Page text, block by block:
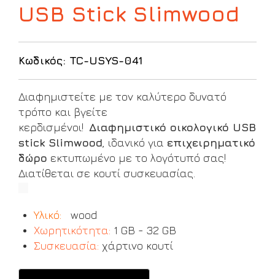
USB Stick Slimwood
Κωδικός: TC-USYS-041
Διαφημιστείτε με τον καλύτερο δυνατό
τρόπο και βγείτε
κερδισμένοι! Διαφημιστικό οικολογικό USB
stick Slimwood , ιδανικό για επιχειρηματικό
δώρο εκτυπωμένo με το λογότυπό σας!
Διατίθεται σε κουτί συσκευασίας.
Υλικό:
wood
Χωρητικότητα: 1 GB - 32 GB
Συσκευασία: χάρτινο κουτί